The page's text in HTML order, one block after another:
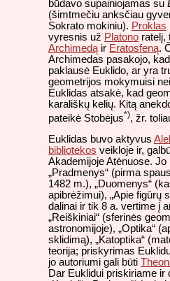
būdavo supainiojamas su
(šimtmečiu anksčiau
Sokrato mokiniu). Proklas
vyresnis už Platono ratelį,
Archimedą ir Eratosfeną.
Archimedas pasakojo,
paklausė Euklido, ar yra
geometrijos mokymuisi
Euklidas atsakė, kad
karališkų kelių. Kitą
pateikė Stobėjus*), žr.
Euklidas buvo aktyvus
bibliotekos veikloje ir,
Akademijoje Atėnuose. Jo
„Pradmenys“ (pirma
1482 m.), „Duomenys“
apibrėžimui), „Apie figūrų
dalinai ir tik 8 a. vertime į
„Reiškiniai“ (sferinės
astronomijoje), „Optika“
sklidimą), „Katoptika“
teorija; priskyrimas
jo autoriumi gali būti
Dar Euklidui priskiriame ir